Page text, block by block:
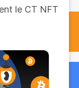
le CT NFT